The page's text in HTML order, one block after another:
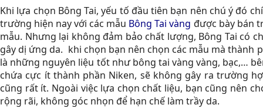
Khi lựa chọn Bông Tai, yếu tố đầu tiên bạn nên chú ý đó
trường hiện nay với các mẫu Bông Tai vàng được bày bán
mẫu. Nhưng lại không đảm bảo chất lượng, Bông Tai có
gây dị ứng da. khi chọn bạn nên chọn các mẫu mà thành
là những nguyên liệu tốt như bông tai vàng vàng, bạc,…
chứa cực ít thành phần Niken, sẽ không gây ra trường
cũng rất ít. Ngoài việc lựa chọn chất liệu, bạn cũng nên
rộng rãi, không góc nhọn để hạn chế làm trầy da.